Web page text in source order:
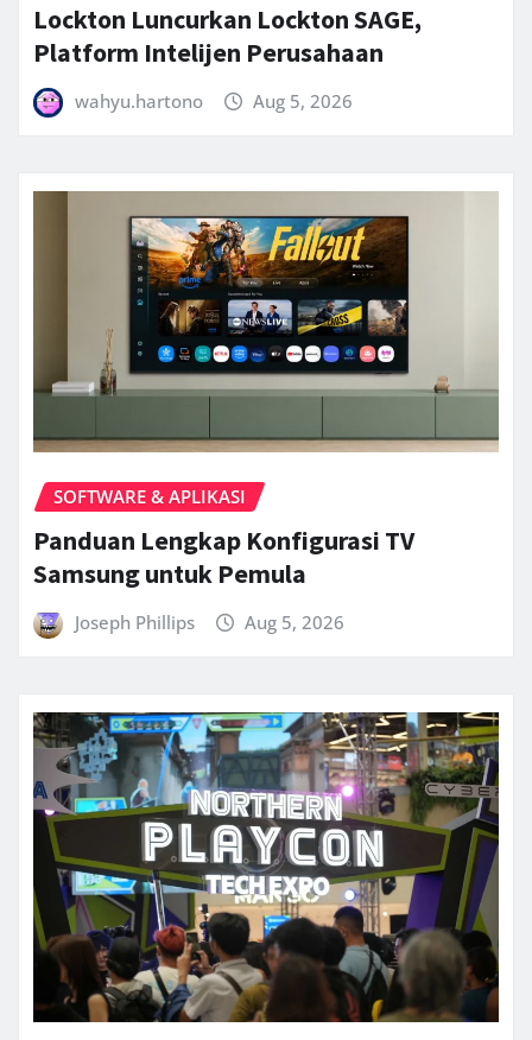
Lockton Luncurkan Lockton SAGE,
Platform Intelijen Perusahaan
wahyu.hartono Aug 5, 2026
SOFTWARE & APLIKASI
Panduan Lengkap Konfigurasi TV
Samsung untuk Pemula
Joseph Phillips Aug 5, 2026